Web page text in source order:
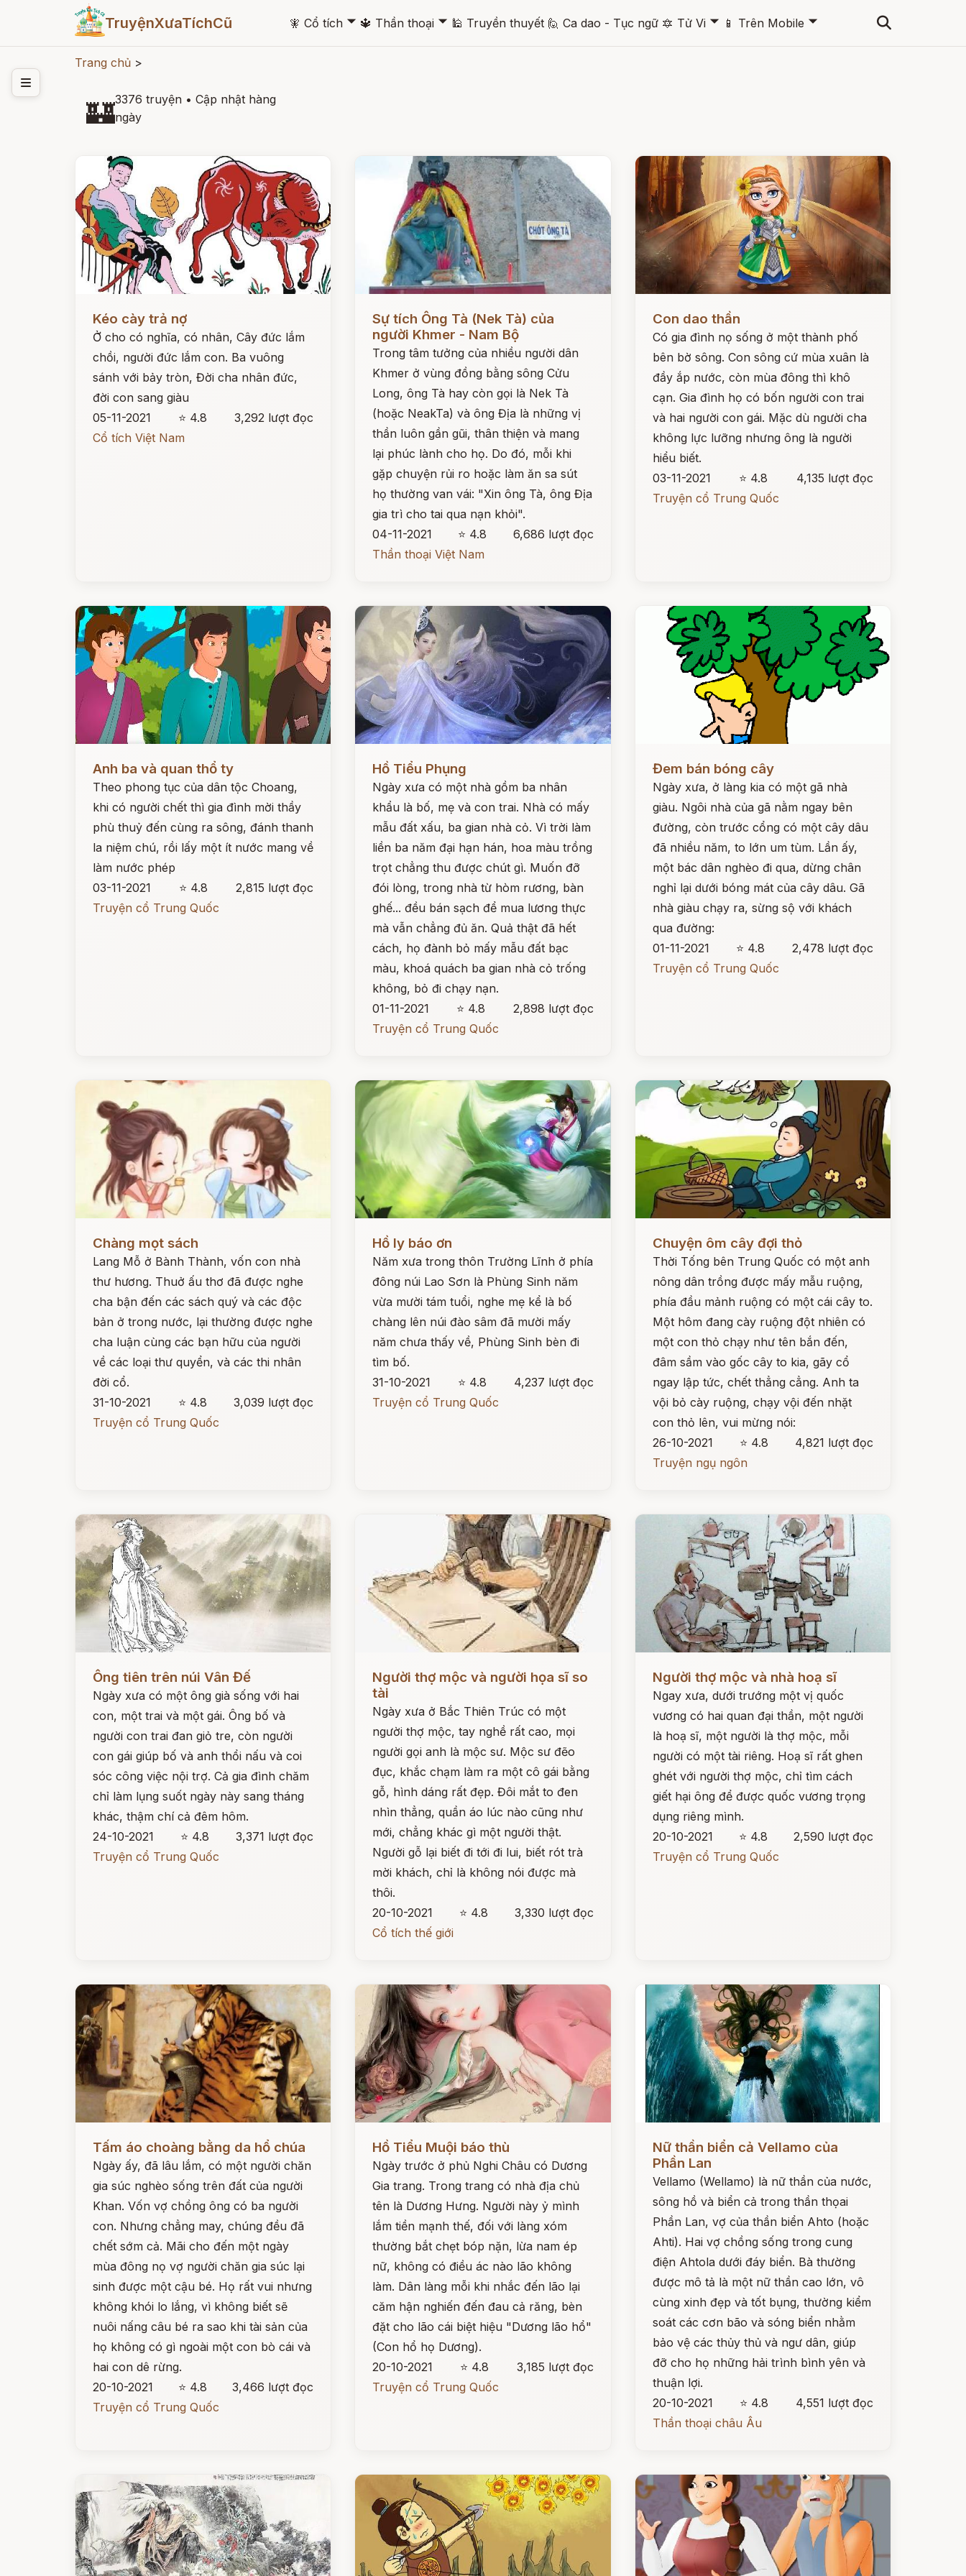
TruyệnXưaTíchCũ 🧚 Cổ tích 🞃 🔱 Thần thoại 🞃 🕌 Truyền thuyết 🙋 Ca dao - Tục ngữ 🔯 Tử Vi 🞃 📱 Trên Mobile 🞃
Trang chủ >
🏰3376 truyện • Cập nhật hàng
ngày
Kéo cày trả nợ
Ở cho có nghĩa, có nhân, Cây đức lắm
chồi, người đức lắm con. Ba vuông
sánh với bảy tròn, Đời cha nhân đức,
đời con sang giàu
05-11-2021
⭐ 4.8
3,292 lượt đọc
Cổ tích Việt Nam
Sự tích Ông Tà (Nek Tà) của
người Khmer - Nam Bộ
Trong tâm tưởng của nhiều người dân
Khmer ở vùng đồng bằng sông Cửu
Long, ông Tà hay còn gọi là Nek Tà
(hoặc NeakTa) và ông Địa là những vị
thần luôn gần gũi, thân thiện và mang
lại phúc lành cho họ. Do đó, mỗi khi
gặp chuyện rủi ro hoặc làm ăn sa sút
họ thường van vái: "Xin ông Tà, ông Địa
gia trì cho tai qua nạn khỏi".
04-11-2021
⭐ 4.8
6,686 lượt đọc
Thần thoại Việt Nam
Con dao thần
Có gia đình nọ sống ở một thành phố
bên bờ sông. Con sông cứ mùa xuân là
đầy ắp nước, còn mùa đông thì khô
cạn. Gia đình họ có bốn người con trai
và hai người con gái. Mặc dù người cha
không lực lưỡng nhưng ông là người
hiểu biết.
03-11-2021
⭐ 4.8
4,135 lượt đọc
Truyện cổ Trung Quốc
Anh ba và quan thổ ty
Theo phong tục của dân tộc Choang,
khi có người chết thì gia đình mời thầy
phù thuỷ đến cùng ra sông, đánh thanh
la niệm chú, rồi lấy một ít nước mang về
làm nước phép
03-11-2021
⭐ 4.8
2,815 lượt đọc
Truyện cổ Trung Quốc
Đọc ngay
Hồ Tiểu Phụng
Ngày xưa có một nhà gồm ba nhân
khẩu là bố, mẹ và con trai. Nhà có mấy
mẫu đất xấu, ba gian nhà cỏ. Vì trời làm
liền ba năm đại hạn hán, hoa màu trồng
trọt chẳng thu được chút gì. Muốn đỡ
đói lòng, trong nhà từ hòm rương, bàn
ghế... đều bán sạch để mua lương thực
mà vẫn chẳng đủ ăn. Quả thật đã hết
cách, họ đành bỏ mấy mẫu đất bạc
màu, khoá quách ba gian nhà cỏ trống
không, bỏ đi chạy nạn.
01-11-2021
⭐ 4.8
2,898 lượt đọc
Truyện cổ Trung Quốc
Đem bán bóng cây
Ngày xưa, ở làng kia có một gã nhà
giàu. Ngôi nhà của gã nằm ngay bên
đường, còn trước cổng có một cây dâu
đã nhiều năm, to lớn um tùm. Lần ấy,
một bác dân nghèo đi qua, dừng chân
nghỉ lại dưới bóng mát của cây dâu. Gã
nhà giàu chạy ra, sừng sộ với khách
qua đường:
01-11-2021
⭐ 4.8
2,478 lượt đọc
Truyện cổ Trung Quốc
Chàng mọt sách
Lang Mỗ ở Bành Thành, vốn con nhà
thư hương. Thuở ấu thơ đã được nghe
cha bận đến các sách quý và các độc
bản ở trong nước, lại thường được nghe
cha luận cùng các bạn hữu của người
về các loại thư quyển, và các thi nhân
đời cổ.
31-10-2021
⭐ 4.8
3,039 lượt đọc
Truyện cổ Trung Quốc
Đọc ngay
Hồ ly báo ơn
Năm xưa trong thôn Trường Lĩnh ở phía
đông núi Lao Sơn là Phùng Sinh năm
vừa mười tám tuổi, nghe mẹ kể là bố
chàng lên núi đào sâm đã mười mấy
năm chưa thấy về, Phùng Sinh bèn đi
tìm bố.
31-10-2021
⭐ 4.8
4,237 lượt đọc
Truyện cổ Trung Quốc
Chuyện ôm cây đợi thỏ
Thời Tống bên Trung Quốc có một anh
nông dân trồng được mấy mẫu ruộng,
phía đầu mảnh ruộng có một cái cây to.
Một hôm đang cày ruộng đột nhiên có
một con thỏ chạy như tên bắn đến,
đâm sầm vào gốc cây to kia, gãy cổ
ngay lập tức, chết thẳng cẳng. Anh ta
vội bỏ cày ruộng, chạy vội đến nhặt
con thỏ lên, vui mừng nói:
26-10-2021
⭐ 4.8
4,821 lượt đọc
Truyện ngụ ngôn
Đọc ngay
Ông tiên trên núi Vân Đế
Ngày xưa có một ông già sống với hai
con, một trai và một gái. Ông bố và
người con trai đan giỏ tre, còn người
con gái giúp bố và anh thổi nấu và coi
sóc công việc nội trợ. Cả gia đình chăm
chỉ làm lụng suốt ngày này sang tháng
khác, thậm chí cả đêm hôm.
24-10-2021
⭐ 4.8
3,371 lượt đọc
Truyện cổ Trung Quốc
Người thợ mộc và người họa sĩ so
tài
Ngày xưa ở Bắc Thiên Trúc có một
người thợ mộc, tay nghề rất cao, mọi
người gọi anh là mộc sư. Mộc sư đẽo
đục, khắc chạm làm ra một cô gái bằng
gỗ, hình dáng rất đẹp. Đôi mắt to đen
nhìn thẳng, quần áo lúc nào cũng như
mới, chẳng khác gì một người thật.
Người gỗ lại biết đi tới đi lui, biết rót trà
mời khách, chỉ là không nói được mà
thôi.
20-10-2021
⭐ 4.8
3,330 lượt đọc
Cổ tích thế giới
Người thợ mộc và nhà hoạ sĩ
Ngay xưa, dưới trướng một vị quốc
vương có hai quan đại thần, một người
là hoạ sĩ, một người là thợ mộc, mỗi
người có một tài riêng. Hoạ sĩ rất ghen
ghét với người thợ mộc, chỉ tìm cách
giết hại ông để được quốc vương trọng
dụng riêng mình.
20-10-2021
⭐ 4.8
2,590 lượt đọc
Truyện cổ Trung Quốc
Đọc ngay
Tấm áo choàng bằng da hổ chúa
Ngày ấy, đã lâu lắm, có một người chăn
gia súc nghèo sống trên đất của người
Khan. Vốn vợ chồng ông có ba người
con. Nhưng chẳng may, chúng đều đã
chết sớm cả. Mãi cho đến một ngày
mùa đông nọ vợ người chăn gia súc lại
sinh được một cậu bé. Họ rất vui nhưng
không khói lo lắng, vì không biết sẽ
nuôi nấng câu bé ra sao khi tài sản của
họ không có gì ngoài một con bò cái và
hai con dê rừng.
20-10-2021
⭐ 4.8
3,466 lượt đọc
Truyện cổ Trung Quốc
Đọc ngay
Hồ Tiểu Muội báo thù
Ngày trước ở phủ Nghi Châu có Dương
Gia trang. Trong trang có nhà địa chủ
tên là Dương Hưng. Người này ỷ mình
lắm tiền mạnh thế, đối với làng xóm
thường bắt chẹt bóp nặn, lừa nam ép
nữ, không có điều ác nào lão không
làm. Dân làng mỗi khi nhắc đến lão lại
căm hận nghiến đến đau cả răng, bèn
đặt cho lão cái biệt hiệu "Dương lão hổ"
(Con hổ họ Dương).
20-10-2021
⭐ 4.8
3,185 lượt đọc
Truyện cổ Trung Quốc
Nữ thần biển cả Vellamo của
Phần Lan
Vellamo (Wellamo) là nữ thần của nước,
sông hồ và biển cả trong thần thọai
Phần Lan, vợ của thần biển Ahto (hoặc
Ahti). Hai vợ chồng sống trong cung
điện Ahtola dưới đáy biển. Bà thường
được mô tả là một nữ thần cao lớn, vô
cùng xinh đẹp và tốt bụng, thường kiểm
soát các cơn bão và sóng biển nhằm
bảo vệ các thủy thủ và ngư dân, giúp
đỡ cho họ những hải trình bình yên và
thuận lợi.
20-10-2021
⭐ 4.8
4,551 lượt đọc
Thần thoại châu Âu